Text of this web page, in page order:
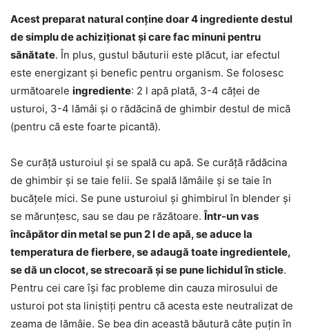
Acest preparat natural conține doar 4 ingrediente destul
de simplu de achiziționat și care fac minuni pentru
sănătate. În plus, gustul băuturii este plăcut, iar efectul
este energizant și benefic pentru organism. Se folosesc
următoarele ingrediente: 2 l apă plată, 3-4 căței de
usturoi, 3-4 lămâi și o rădăcină de ghimbir destul de mică
(pentru că este foarte picantă).
Se curăță usturoiul și se spală cu apă. Se curăță rădăcina
de ghimbir și se taie felii. Se spală lămâile și se taie în
bucățele mici. Se pune usturoiul și ghimbirul în blender și
se mărunțesc, sau se dau pe răzătoare.Într-un vas
încăpător din metal se pun 2 l de apă, se aduce la
temperatura de fierbere, se adaugă toate ingredientele,
se dă un clocot, se strecoară și se pune lichidul în sticle.
Pentru cei care își fac probleme din cauza mirosului de
usturoi pot sta liniștiți pentru că acesta este neutralizat de
zeama de lămâie. Se bea din această băutură câte puțin în